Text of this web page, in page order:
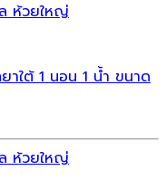
ห้วยใหญ่
าใต้ 1 นอน 1 น้ำ ขนาด
ห้วยใหญ่